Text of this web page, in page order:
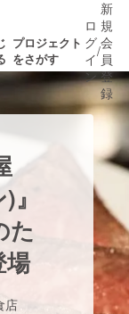
プロジェクト
をさがす
近いプ
もうすぐ公開
されます
ゲーム・
ロ
グ
イ
ン
/
新
規
会
員
登
録
た
場
店